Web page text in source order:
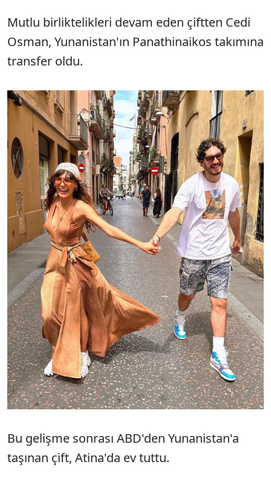
Mutlu birliktelikleri devam eden çiftten Cedi
Osman, Yunanistan'ın Panathinaikos takımına
transfer oldu.
Bu gelişme sonrası ABD'den Yunanistan'a
taşınan çift, Atina'da ev tuttu.